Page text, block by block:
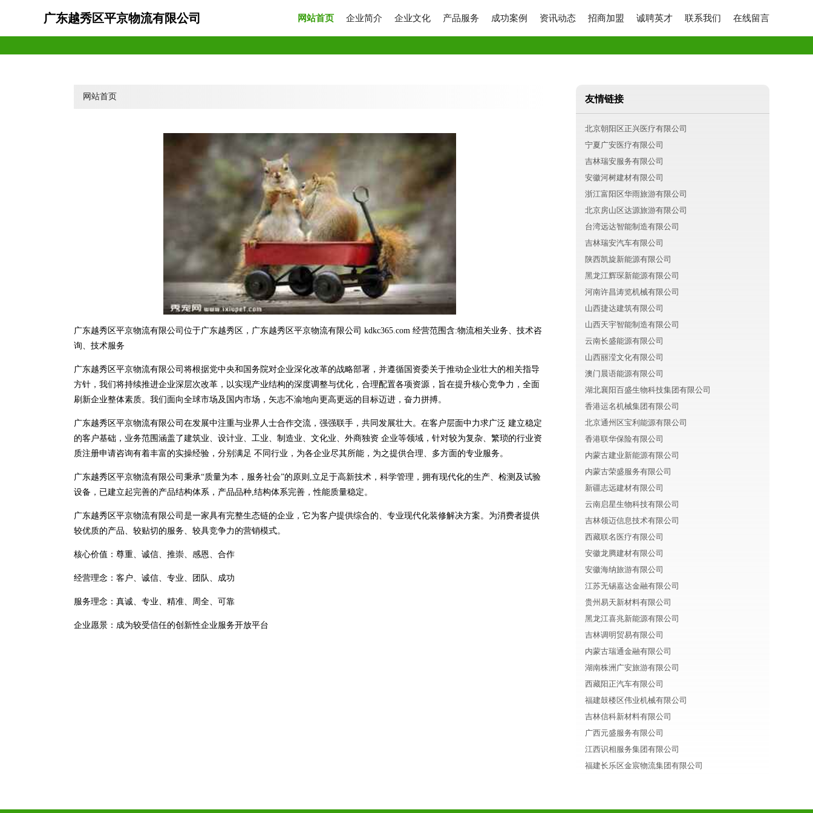
广东越秀区平京物流有限公司 网站首页 企业简介 企业文化 产品服务 成功案例 资讯动态 招商加盟 诚聘英才 联系我们 在线留言
网站首页
广东越秀区平京物流有限公司位于广东越秀区，广东越秀区平京物流有限公司 kdkc365.com 经营范围含:物流相关业务、技术咨
询、技术服务
广东越秀区平京物流有限公司将根据党中央和国务院对企业深化改革的战略部署，并遵循国资委关于推动企业壮大的相关指导
方针，我们将持续推进企业深层次改革，以实现产业结构的深度调整与优化，合理配置各项资源，旨在提升核心竞争力，全面
刷新企业整体素质。我们面向全球市场及国内市场，矢志不渝地向更高更远的目标迈进，奋力拼搏。
广东越秀区平京物流有限公司在发展中注重与业界人士合作交流，强强联手，共同发展壮大。在客户层面中力求广泛 建立稳定
的客户基础，业务范围涵盖了建筑业、设计业、工业、制造业、文化业、外商独资 企业等领域，针对较为复杂、繁琐的行业资
质注册申请咨询有着丰富的实操经验，分别满足 不同行业，为各企业尽其所能，为之提供合理、多方面的专业服务。
广东越秀区平京物流有限公司秉承“质量为本，服务社会”的原则,立足于高新技术，科学管理，拥有现代化的生产、检测及试验
设备，已建立起完善的产品结构体系，产品品种,结构体系完善，性能质量稳定。
广东越秀区平京物流有限公司是一家具有完整生态链的企业，它为客户提供综合的、专业现代化装修解决方案。为消费者提供
较优质的产品、较贴切的服务、较具竞争力的营销模式。
核心价值：尊重、诚信、推崇、感恩、合作
经营理念：客户、诚信、专业、团队、成功
服务理念：真诚、专业、精准、周全、可靠
企业愿景：成为较受信任的创新性企业服务开放平台
友情链接
北京朝阳区正兴医疗有限公司
宁夏广安医疗有限公司
吉林瑞安服务有限公司
安徽河树建材有限公司
浙江富阳区华雨旅游有限公司
北京房山区达源旅游有限公司
台湾远达智能制造有限公司
吉林瑞安汽车有限公司
陕西凯旋新能源有限公司
黑龙江辉琛新能源有限公司
河南许昌涛览机械有限公司
山西捷达建筑有限公司
山西天宇智能制造有限公司
云南长盛能源有限公司
山西丽滢文化有限公司
澳门晨语能源有限公司
湖北襄阳百盛生物科技集团有限公司
香港运名机械集团有限公司
北京通州区宝利能源有限公司
香港联华保险有限公司
内蒙古建业新能源有限公司
内蒙古荣盛服务有限公司
新疆志远建材有限公司
云南启星生物科技有限公司
吉林领迈信息技术有限公司
西藏联名医疗有限公司
安徽龙腾建材有限公司
安徽海纳旅游有限公司
江苏无锡嘉达金融有限公司
贵州易天新材料有限公司
黑龙江喜兆新能源有限公司
吉林调明贸易有限公司
内蒙古瑞通金融有限公司
湖南株洲广安旅游有限公司
西藏阳正汽车有限公司
福建鼓楼区伟业机械有限公司
吉林信科新材料有限公司
广西元盛服务有限公司
江西识相服务集团有限公司
福建长乐区金宸物流集团有限公司